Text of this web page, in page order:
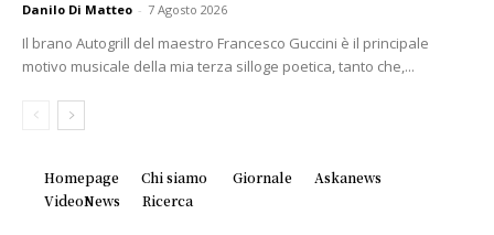
Danilo Di Matteo - 7 Agosto 2026
Il brano Autogrill del maestro Francesco Guccini è il principale
motivo musicale della mia terza silloge poetica, tanto che,...
Homepage Chi siamo Giornale
Askanews
VideoNews
Ricerca